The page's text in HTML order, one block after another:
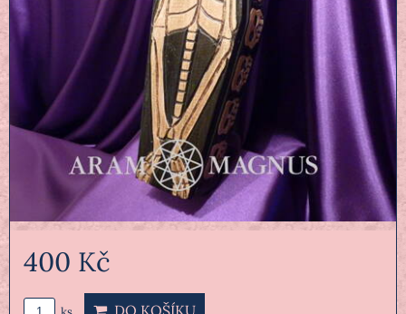
400 Kč
DO KOŠÍKU